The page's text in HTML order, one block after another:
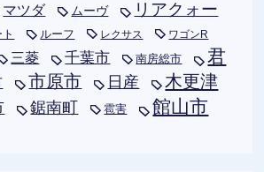
マツダ ムーヴ
リアクォー
ルーフ レクサス ワゴンR
三菱 千葉市 南房総市
君
市原市 日産
木更津
鋸南町 雹害 館山市